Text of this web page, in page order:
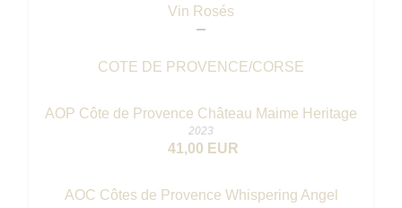
Vin Rosés
COTE DE PROVENCE/CORSE
AOP Côte de Provence Château Maime Heritage
2023
41,00 EUR
AOC Côtes de Provence Whispering Angel